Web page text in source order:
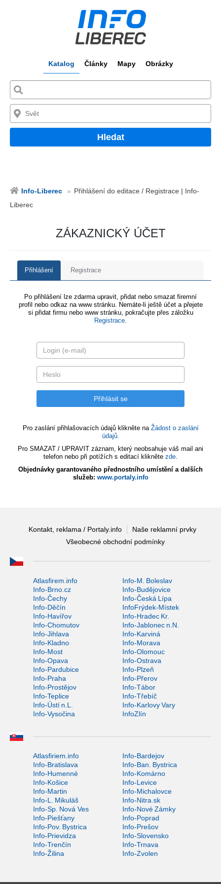
Katalog Články Mapy Obrázky
Hledat
Info-Liberec
Přihlášení do editace / Registrace | Info-
Liberec
ZÁKAZNICKÝ ÚČET
Přihlášení Registrace
Po přihlášení lze zdarma upravit, přidat nebo smazat firemní
profil nebo odkaz na www stránku. Nemáte-li ještě účet a přejete
si přidat firmu nebo www stránku, pokračujte přes záložku
Registrace.
Pro zaslání přihlašovacích údajů klikněte na Žádost o zaslání
údajů.
Pro SMAZAT / UPRAVIT záznam, který neobsahuje váš mail ani
telefon nebo při potížích s editací klikněte zde.
Objednávky garantovaného přednostního umístění a dalších
služeb: www.portaly.info
Kontakt, reklama / Portaly.info
Naše reklamní prvky
Všeobecné obchodní podmínky
Atlasfirem.info
Info-M. Boleslav
Info-Brno.cz
Info-Budějovice
Info-Čechy
Info-Česká Lípa
Info-Děčín
InfoFrýdek-Místek
Info-Havířov
Info-Hradec Kr.
Info-Chomutov
Info-Jablonec n.N.
Info-Jihlava
Info-Karviná
Info-Kladno
Info-Morava
Info-Most
Info-Olomouc
Info-Opava
Info-Ostrava
Info-Pardubice
Info-Plzeň
Info-Praha
Info-Přerov
Info-Prostějov
Info-Tábor
Info-Teplice
Info-Třebíč
Info-Ústí n.L.
Info-Karlovy Vary
Info-Vysočina
InfoZlín
Atlasfiriem.info
Info-Bardejov
Info-Bratislava
Info-Ban. Bystrica
Info-Humenné
Info-Komárno
Info-Košice
Info-Levice
Info-Martin
Info-Michalovce
Info-L. Mikuláš
Info-Nitra.sk
Info-Sp. Nová Ves
Info-Nové Zámky
Info-Piešťany
Info-Poprad
Info-Pov. Bystrica
Info-Prešov
Info-Prievidza
Info-Slovensko
Info-Trenčín
Info-Trnava
Info-Žilina
Info-Zvolen